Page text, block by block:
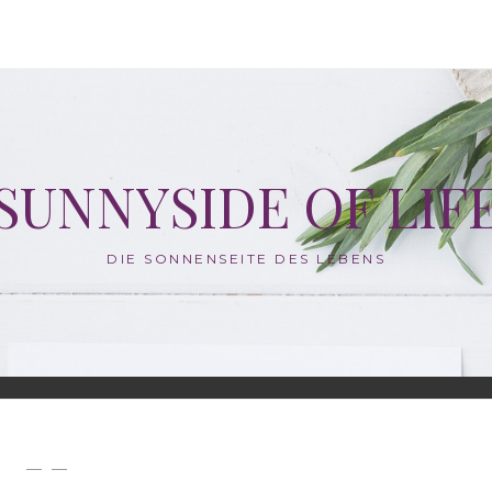
OF
DIE SONNENSEITE DES LEBENS
— —